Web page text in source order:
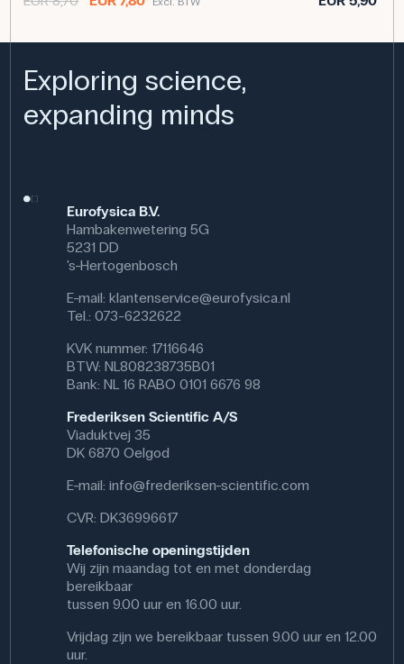
vergroting, praktisch licht en een robuuste constructie,
Specifikationer
Dimensioner: (ø x l x b x h) 2 cm x 4.8 cm x 2.7 cm x 2,5
cm
Materiale: Metal
Exploring science,
expanding minds
Eurofysica B.V.
Hambakenwetering 5G
5231 DD
's-Hertogenbosch
E-mail:klantenservice@eurofysica.nl
Tel.: 073-6232622
KVK nummer: 17116646
BTW: NL808238735B01
Bank: NL 16 RABO 0101 6676 98
Frederiksen Scientific A/S
Viaduktvej 35
DK 6870 Oelgod
E-mail:info@frederiksen-scientific.com
CVR: DK36996617
Telefonische openingstijden
Wij zijn maandag tot en met donderdag
bereikbaar
tussen 9.00 uur en 16.00 uur.
Vrijdag zijn we bereikbaar tussen 9.00 uur en 12.00
uur.